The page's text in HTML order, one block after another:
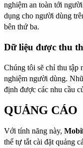
nghiệm an toàn tới
dụng cho người dùng
bên thứ ba.
Dữ liệu được thu
Chúng tôi sẽ chỉ thu tập
nghiệm người dùng.
định được các nhu cầu
QUẢNG CÁO
Với tính năng này,
thể tự tắt cài đặt quảng